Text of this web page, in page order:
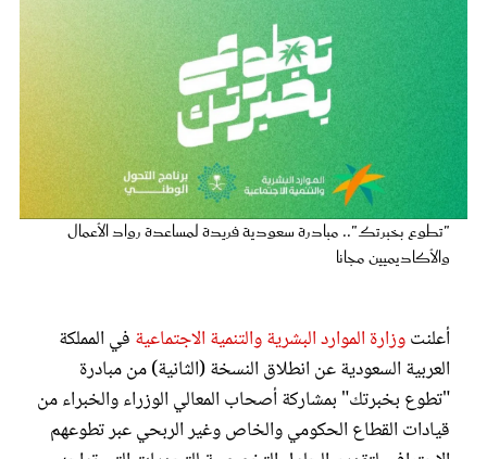
"تطوع بخبرتك".. مبادرة سعودية فريدة لمساعدة رواد الأعمال
والأكاديميين مجانا
أعلنتوزارة الموارد البشرية والتنمية الاجتماعية في المملكة
العربية السعودية عن انطلاق النسخة (الثانية) من مبادرة
"تطوع بخبرتك" بمشاركة أصحاب المعالي الوزراء والخبراء من
قيادات القطاع الحكومي والخاص وغير الربحي عبر تطوعهم
مطبخ سيدتي
مقالات الرأي
ستايل
تقارير
عروس سيدتي